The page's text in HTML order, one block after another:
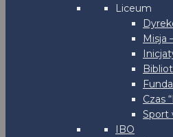
Liceum
Misja
Czas
Sport
IBO